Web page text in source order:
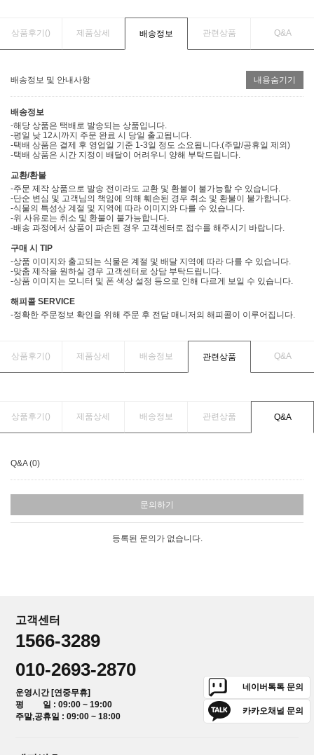
상품후기() 제품상세 배송정보 관련상품 Q&A
배송정보 및 안내사항 내용숨기기
배송정보
-해당 상품은 택배로 발송되는 상품입니다.
-평일 낮 12시까지 주문 완료 시 당일 출고됩니다.
-택배 상품은 결제 후 영업일 기준 1-3일 정도 소요됩니다.(주말/공휴일 제외)
-택배 상품은 시간 지정이 배달이 어려우니 양해 부탁드립니다.
교환/환불
-주문 제작 상품으로 발송 전이라도 교환 및 환불이 불가능할 수 있습니다.
-단순 변심 및 고객님의 책임에 의해 훼손된 경우 취소 및 환불이 불가합니다.
-식물의 특성상 계절 및 지역에 따라 이미지와 다를 수 있습니다.
-위 사유로는 취소 및 환불이 불가능합니다.
-배송 과정에서 상품이 파손된 경우 고객센터로 접수를 해주시기 바랍니다.
구매 시 TIP
-상품 이미지와 출고되는 식물은 계절 및 배달 지역에 따라 다를 수 있습니다.
-맞춤 제작을 원하실 경우 고객센터로 상담 부탁드립니다.
-상품 이미지는 모니터 및 폰 색상 설정 등으로 인해 다르게 보일 수 있습니다.
해피콜 SERVICE
-정확한 주문정보 확인을 위해 주문 후 전담 매니저의 해피콜이 이루어집니다.
상품후기() 제품상세 배송정보 관련상품 Q&A
상품후기() 제품상세 배송정보 관련상품 Q&A
Q&A (0)
문의하기
등록된 문의가 없습니다.
고객센터
1566-3289
010-2693-2870
운영시간 [연중무휴]
평 일 : 09:00 ~ 19:00
주말,공휴일 : 09:00 ~ 18:00
네이버톡톡 문의
카카오채널 문의